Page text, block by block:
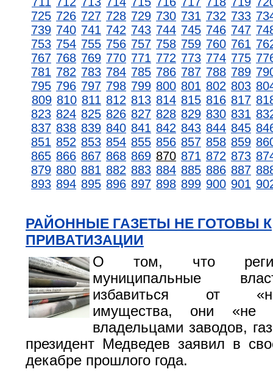
725 726 727 728 729 730 731 732 733
739 740 741 742 743 744 745 746 747
753 754 755 756 757 758 759 760 761
767 768 769 770 771 772 773 774 775
781 782 783 784 785 786 787 788 789
795 796 797 798 799 800 801 802 803
809 810 811 812 813 814 815 816 817
823 824 825 826 827 828 829 830 831
837 838 839 840 841 842 843 844 845
851 852 853 854 855 856 857 858 859
865 866 867 868 869 870 871 872 873
879 880 881 882 883 884 885 886 887
893 894 895 896 897 898 899 900 901
РАЙОННЫЕ ГАЗЕТЫ НЕ ГОТОВЫ К
ПРИВАТИЗАЦИИ
О том, что
муниципальные
избавиться от
имущества, они «не
владельцами заводов,
президент Медведев заявил в
декабре прошлого года.